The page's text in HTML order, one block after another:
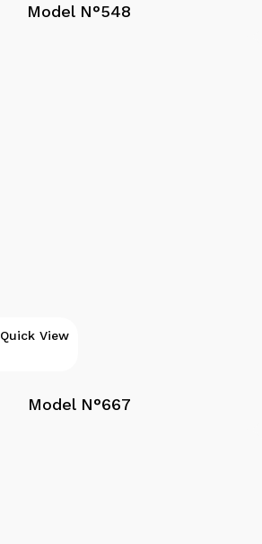
Model N°548
Quick View
Model N°667